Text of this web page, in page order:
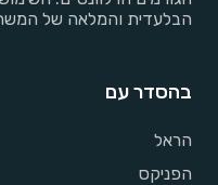
הבלעדית והמלאה של
בהסדר עם
הראל
הפניקס